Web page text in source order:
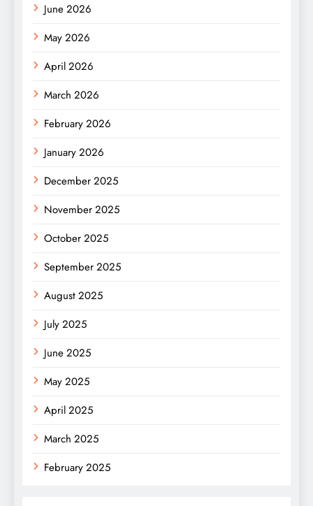
June 2026
May 2026
April 2026
March 2026
February 2026
January 2026
December 2025
November 2025
October 2025
September 2025
August 2025
July 2025
June 2025
May 2025
April 2025
March 2025
February 2025